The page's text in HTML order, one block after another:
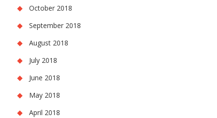
October 2018
September 2018
August 2018
July 2018
June 2018
May 2018
April 2018